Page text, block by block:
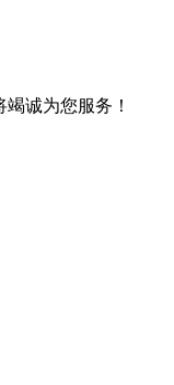
诚为您服务！